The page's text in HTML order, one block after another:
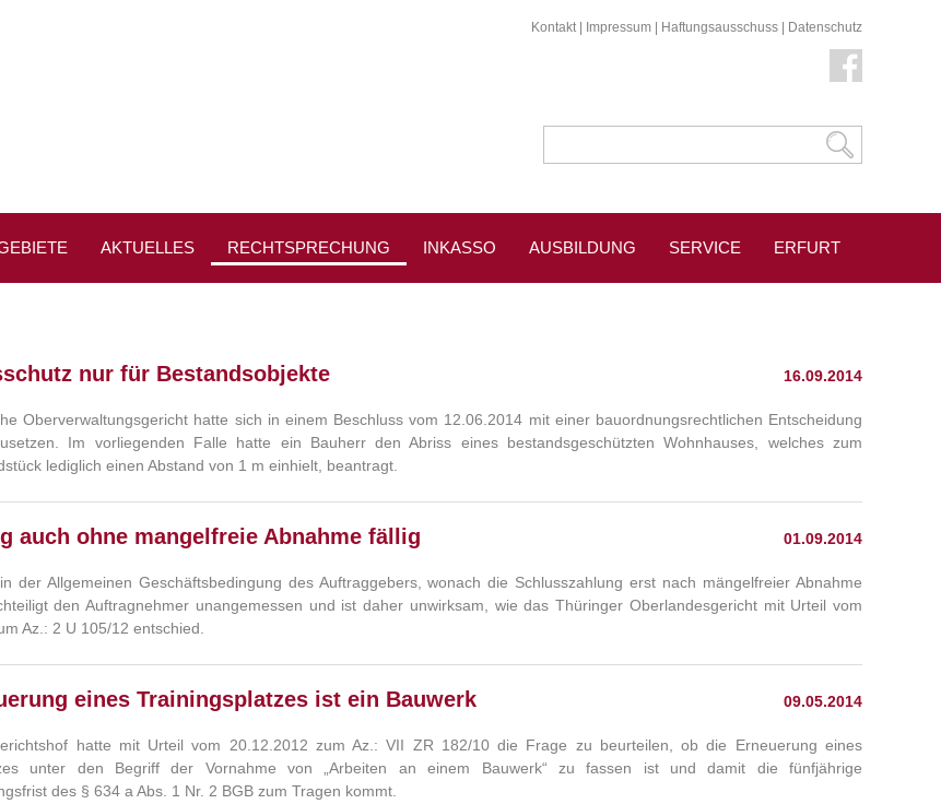
Kontakt| Impressum Haftungsausschuss Datenschutz
AKTUELLES RECHTSPRECHUNG INKASSO AUSBILDUNG SERVICE ERFURT
16.09.2014
nur für Bestandsobjekte
Oberverwaltungsgericht hatte sich in einem Beschluss vom 12.06.2014 mit einer bauordnungsrechtlichen Entscheidung
Im vorliegenden Falle hatte ein Bauherr den Abriss eines bestandsgeschützten Wohnhauses, welches zum
lediglich einen Abstand von 1 m einhielt, beantragt.
01.09.2014
auch ohne mangelfreie Abnahme fällig
der Allgemeinen Geschäftsbedingung des Auftraggebers, wonach die Schlusszahlung erst nach mängelfreier Abnahme
den Auftragnehmer unangemessen und ist daher unwirksam, wie das Thüringer Oberlandesgericht mit Urteil vom
Az.: 2 U 105/12 entschied.
09.05.2014
eines Trainingsplatzes ist ein Bauwerk
hatte mit Urteil vom 20.12.2012 zum Az.: VII ZR 182/10 die Frage zu beurteilen, ob die Erneuerung eines
unter den Begriff der Vornahme von „Arbeiten an einem Bauwerk“ zu fassen ist und damit die fünfjährige
des § 634 a Abs. 1 Nr. 2 BGB zum Tragen kommt.